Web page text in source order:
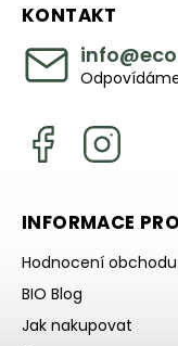
KONTAKT
info@
INFORMACE
Hodnocení obchodu
BIO Blog
Jak nakupovat